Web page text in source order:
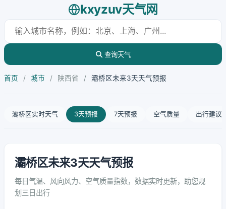
kxyzuv天气网
查询天气
首页 / 城市 / 陕西省 / 灞桥区未来3天天气预报
灞桥区实时天气 3天预报 7天预报 空气质量 出行建议
灞桥区未来3天天气预报
每日气温、风向风力、空气质量指数，数据实时更新，助您规
划三日出行